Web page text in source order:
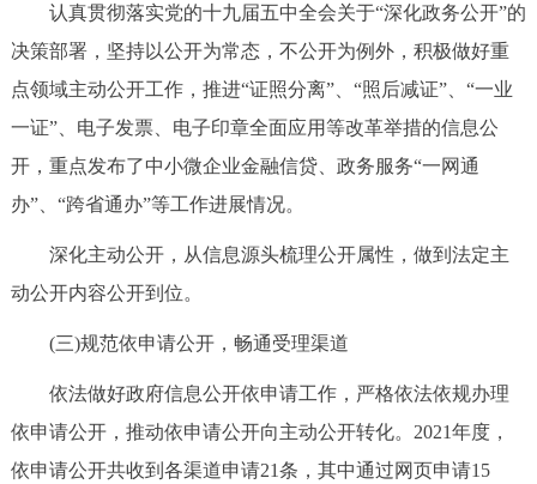
绿色北京 图说北京 视频北京
多语种
ENGLISH 한국어 日本語
ESPAÑOL
回到顶部
认真贯彻落实党的十九届五中全会关于“深化政务公开”的
决策部署，坚持以公开为常态，不公开为例外，积极做好重
点领域主动公开工作，推进“证照分离”、“照后减证”、“一业
一证”、电子发票、电子印章全面应用等改革举措的信息公
开，重点发布了中小微企业金融信贷、政务服务“一网通
办”、“跨省通办”等工作进展情况。
深化主动公开，从信息源头梳理公开属性，做到法定主
动公开内容公开到位。
(三)规范依申请公开，畅通受理渠道
依法做好政府信息公开依申请工作，严格依法依规办理
依申请公开，推动依申请公开向主动公开转化。2021年度，
依申请公开共收到各渠道申请21条，其中通过网页申请15